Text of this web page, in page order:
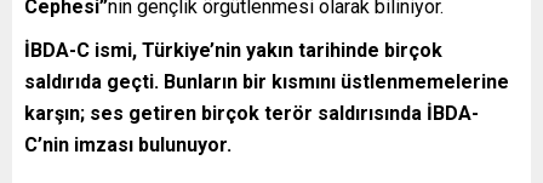
Cephesi”nin gençlik örgütlenmesi olarak biliniyor.
İBDA-C ismi, Türkiye’nin yakın tarihinde birçok
saldırıda geçti. Bunların bir kısmını üstlenmemelerine
karşın; ses getiren birçok terör saldırısında İBDA-
C’nin imzası bulunuyor.